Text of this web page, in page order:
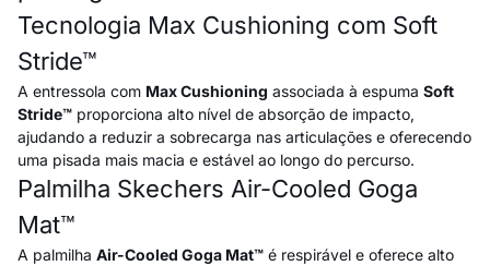
Tecnologia Max Cushioning com Soft
Stride™
A entressola com Max Cushioning associada à espuma Soft
Stride™ proporciona alto nível de absorção de impacto,
ajudando a reduzir a sobrecarga nas articulações e oferecendo
uma pisada mais macia e estável ao longo do percurso.
Palmilha Skechers Air-Cooled Goga
Mat™
A palmilha Air-Cooled Goga Mat™ é respirável e oferece alto